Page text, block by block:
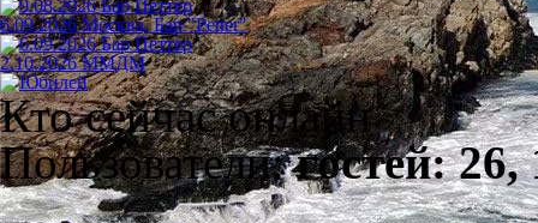
6.09.2026 Москва, Бар "Petter"
2.10.2026 ММДМ
Кто сейчас онлайн
Пользователи:гостей: 26,